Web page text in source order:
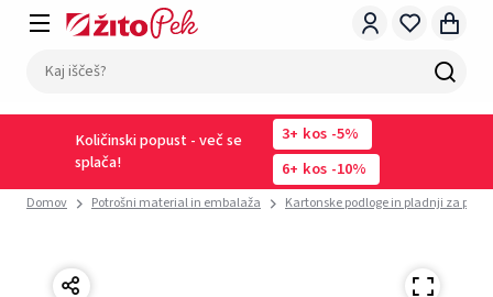
Količinski popust - več se
splača!
3 kos -5%
6
kos -10%
Domov Potrošni material in embalaža Kartonske podloge in pladnji za